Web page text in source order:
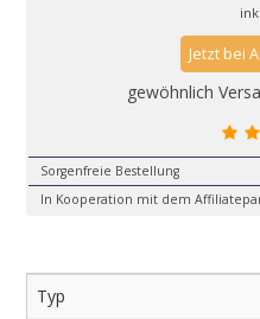
Jetzt bei
gewöhnlich
Sorgenfreie Bestellung
In Kooperation mit dem
Typ